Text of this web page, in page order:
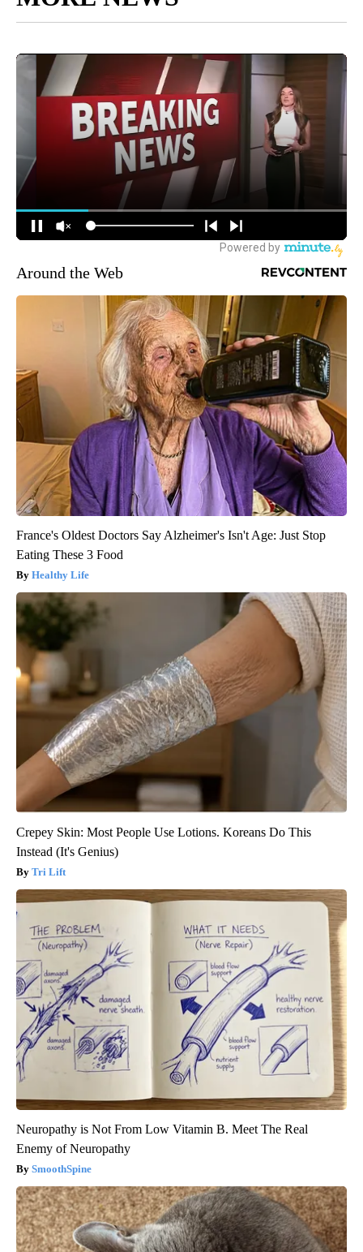
Around the Web
France's Oldest Doctors Say Alzheimer's Isn't Age: Just Stop
Eating These 3 Food
Healthy Life
Crepey Skin: Most People Use Lotions. Koreans Do This
Instead (It's Genius)
Tri Lift
Neuropathy is Not From Low Vitamin B. Meet The Real
Enemy of Neuropathy
SmoothSpine